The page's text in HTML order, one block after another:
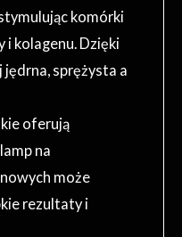
komórki
i kolagenu. Dzięki
sprężysta a
oferują
na
może
rezultaty i